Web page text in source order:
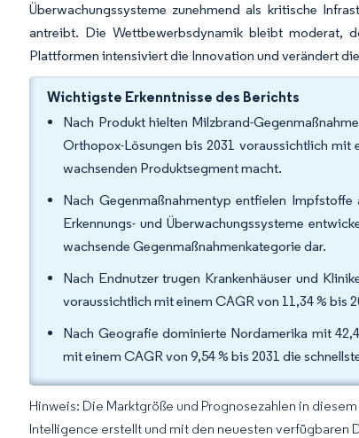
Überwachungssysteme zunehmend als kritische
antreibt. Die Wettbewerbsdynamik bleibt moderat,
Plattformen intensiviert die Innovation und verändert
Wichtigste Erkenntnisse des Berichts
Nach Produkt hielten Milzbrand-
Orthopox-Lösungen bis 2031 voraussichtlich mit
wachsenden Produktsegment macht.
Nach Gegenmaßnahmentyp entfielen
Erkennungs- und Überwachungssysteme
wachsende Gegenmaßnahmenkategorie dar.
Nach Endnutzer trugen Krankenhäuser und
voraussichtlich mit einem CAGR von 11,34 % bis
Nach Geografie dominierte Nordamerika mit
mit einem CAGR von 9,54 % bis 2031 die
Hinweis: Die Marktgröße und Prognosezahlen in
Intelligence erstellt und mit den neuesten verfügbaren